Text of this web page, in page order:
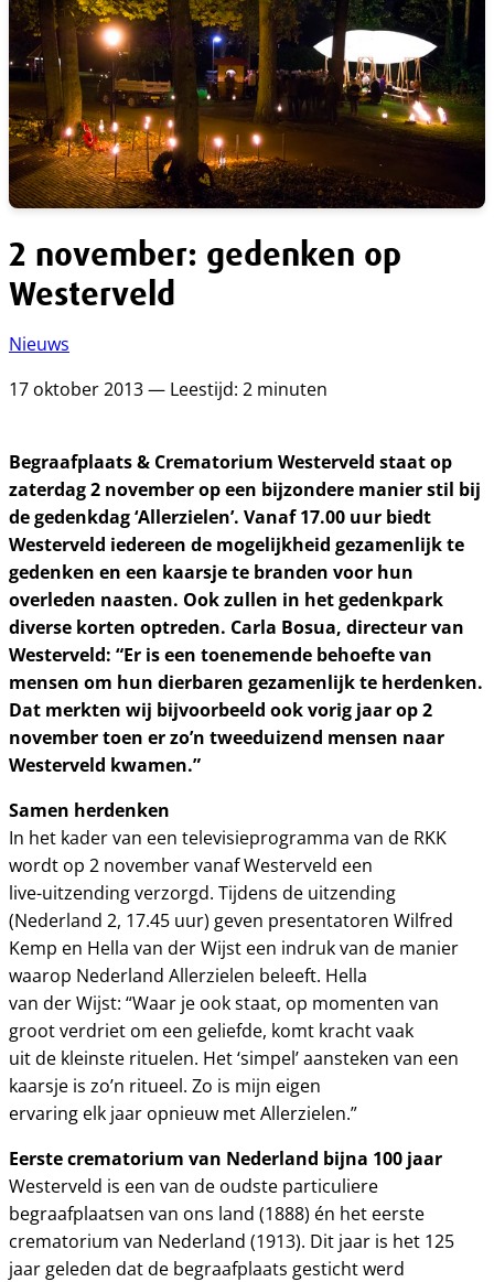
2 november: gedenken op
Westerveld
Nieuws
17 oktober 2013 — Leestijd: 2 minuten
Begraafplaats & Crematorium Westerveld staat op
zaterdag 2 november op een bijzondere manier stil bij
de gedenkdag ‘Allerzielen’. Vanaf 17.00 uur biedt
Westerveld iedereen de mogelijkheid gezamenlijk te
gedenken en een kaarsje te branden voor hun
overleden naasten. Ook zullen in hetgedenkpark
diverse korten optreden. Carla Bosua, directeur van
Westerveld: “Er is een toenemende behoefte van
mensen om hun dierbaren gezamenlijk te herdenken.
Dat merkten wij bijvoorbeeld ookvorig jaar op 2
november toen er zo’n tweeduizend mensen naar
Westerveld kwamen.”
Samen herdenken
In het kader van een televisieprogramma van de RKK
wordt op 2 november vanaf Westerveld een
live-uitzending verzorgd. Tijdens de uitzending
(Nederland 2, 17.45 uur) geven presentatoren Wilfred
Kemp en Hella van der Wijst een indruk van de manier
waarop Nederland Allerzielen beleeft. Hella
van der Wijst: “Waar je ook staat, op momenten van
groot verdriet om een geliefde, komt kracht vaak
uit de kleinste rituelen. Het ‘simpel’ aansteken van een
kaarsje is zo’n ritueel. Zo is mijn eigen
ervaring elk jaar opnieuw met Allerzielen.”
Eerste crematorium van Nederland bijna 100 jaar
Westerveld is een van de oudste particuliere
begraafplaatsen van ons land (1888) én het eerste
crematorium van Nederland (1913). Dit jaar is het 125
jaar geleden dat de begraafplaats gesticht werd